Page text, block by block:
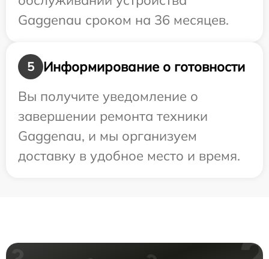
Gaggenau сроком на 36 месяцев.
5
Информирование о готовности
Вы получите уведомление о
завершении ремонта техники
Gaggenau, и мы организуем
доставку в удобное место и время.